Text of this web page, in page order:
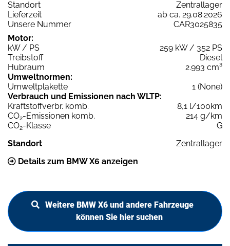
Standort
Zentrallager
Lieferzeit
ab ca. 29.08.2026
Unsere Nummer
CAR3025835
Motor:
kW / PS
259 kW / 352 PS
Treibstoff
Diesel
Hubraum
2.993 cm³
Umweltnormen:
Umweltplakette
1 (None)
Verbrauch und Emissionen nach WLTP:
Kraftstoffverbr. komb.
8,1 l/100km
CO2-Emissionen komb.
214 g/km
CO2-Klasse
G
Standort
Zentrallager
Details zum BMW X6 anzeigen
Weitere BMW X6 und andere Fahrzeuge
können Sie hier suchen